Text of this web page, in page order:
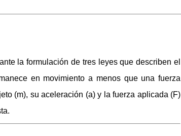
la formulación de tres leyes que describen el
en movimiento a menos que una fuerza
(m), su aceleración (a) y la fuerza aplicada (F)